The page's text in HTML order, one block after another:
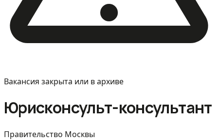
Вакансия закрыта или в архиве
Юрисконсульт-консультант
Правительство Москвы